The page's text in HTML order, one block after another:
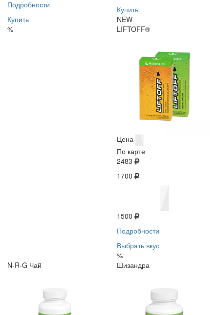
Подробности
Купить
%
Купить
NEW
LIFTOFF®
Цена
По карте
2483
1700
1500
Подробности
Выбрать вкус
%
N-R-G Чай
Шизандра